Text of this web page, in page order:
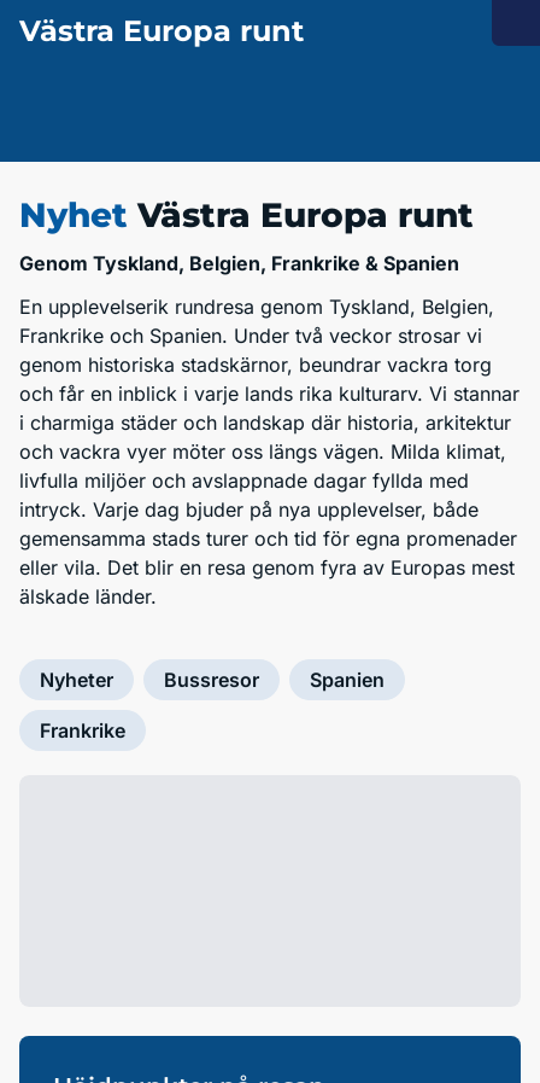
Västra Europa runt
Nyhet Västra Europa runt
Genom Tyskland, Belgien, Frankrike & Spanien
En upplevelserik rundresa genom Tyskland, Belgien,
Frankrike och Spanien. Under två veckor strosar vi
genom historiska stadskärnor, beundrar vackra torg
och får en inblick i varje lands rika kulturarv. Vi stannar
i charmiga städer och landskap där historia, arkitektur
och vackra vyer möter oss längs vägen. Milda klimat,
livfulla miljöer och avslappnade dagar fyllda med
intryck. Varje dag bjuder på nya upplevelser, både
gemensamma stads turer och tid för egna promenader
eller vila. Det blir en resa genom fyra av Europas mest
älskade länder.
Nyheter Bussresor Spanien
Frankrike